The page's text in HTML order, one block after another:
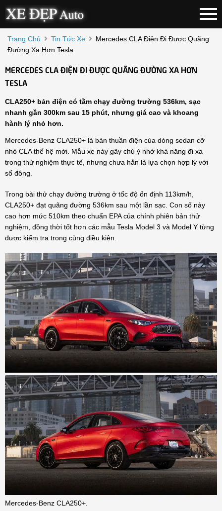
Trang Chủ Tin Tức Xe
Mercedes CLA Điện Đi Được Quãng
Đường Xa Hơn Tesla
MERCEDES CLA ĐIỆN ĐI ĐƯỢC QUÃNG ĐƯỜNG XA HƠN
TESLA
CLA250+ bản điện có tầm chạy đường trường 536km, sạc
nhanh gần 300km sau 15 phút, nhưng giá cao và khoang
hành lý nhỏ hơn.
Mercedes-Benz CLA250+ là bản thuần điện của dòng sedan cỡ
nhỏ CLA thế hệ mới. Mẫu xe này gây chú ý nhờ khả năng đi xa
trong thử nghiệm thực tế, nhưng chưa hẳn là lựa chọn hợp lý với
số đông.
Trong bài thử chạy đường trường ở tốc độ ổn định 113km/h,
CLA250+ đạt quãng đường 536km sau một lần sạc. Con số này
cao hơn mức 510km theo chuẩn EPA của chính phiên bản thử
nghiệm, đồng thời tốt hơn các mẫu Tesla Model 3 và Model Y từng
được kiểm tra trong cùng điều kiện.
Mercedes-Benz CLA250+.